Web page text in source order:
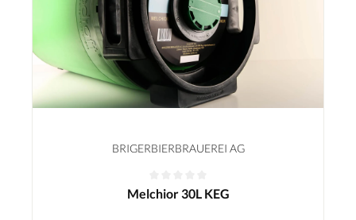
BRIGERBIERBRAUEREI AG
Melchior 30L KEG